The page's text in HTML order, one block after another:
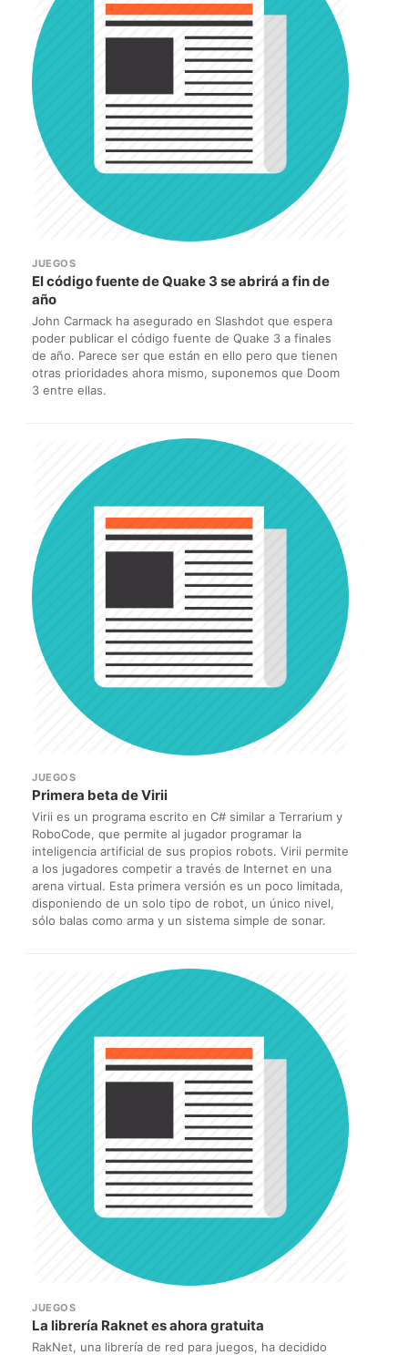
JUEGOS
El código fuente de Quake 3 se abrirá a fin de
año
John Carmack ha asegurado en Slashdot que espera
poder publicar el código fuente de Quake 3 a finales
de año. Parece ser que están en ello pero que tienen
otras prioridades ahora mismo, suponemos que Doom
3 entre ellas.
JUEGOS
Primera beta de Virii
Virii es un programa escrito en C# similar a Terrarium y
RoboCode, que permite al jugador programar la
inteligencia artificial de sus propios robots. Virii permite
a los jugadores competir a través de Internet en una
arena virtual. Esta primera versión es un poco limitada,
disponiendo de un solo tipo de robot, un único nivel,
sólo balas como arma y un sistema simple de sonar.
JUEGOS
La librería Raknet es ahora gratuita
RakNet, una librería de red para juegos, ha decidido